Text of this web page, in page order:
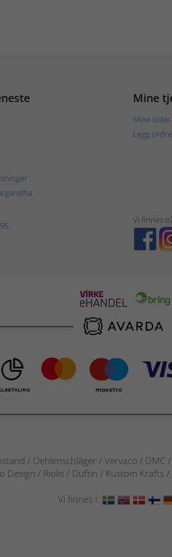
Mine
Mine sider
Legg
Vi finnes
/ Oehlenschläger / Vervaco /
Design / Riolis / Duftin / Kustom
Vi finnes i: